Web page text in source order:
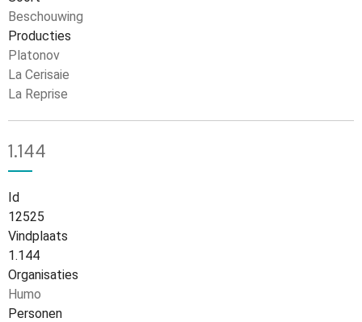
Beschouwing
Producties
Platonov
La Cerisaie
La Reprise
1.144
Id
12525
Vindplaats
1.144
Organisaties
Humo
Personen